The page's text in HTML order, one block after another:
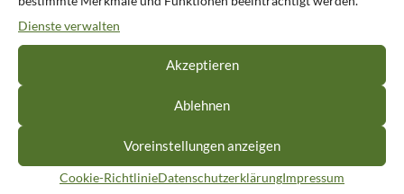
Dienste verwalten
Akzeptieren
Ablehnen
Voreinstellungen anzeigen
Cookie-RichtlinieDatenschutzerklärungImpressum